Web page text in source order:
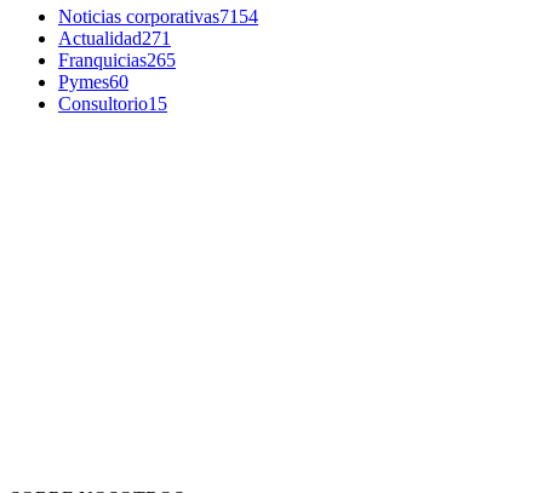
Noticias corporativas7154
Actualidad271
Franquicias265
Pymes60
Consultorio15